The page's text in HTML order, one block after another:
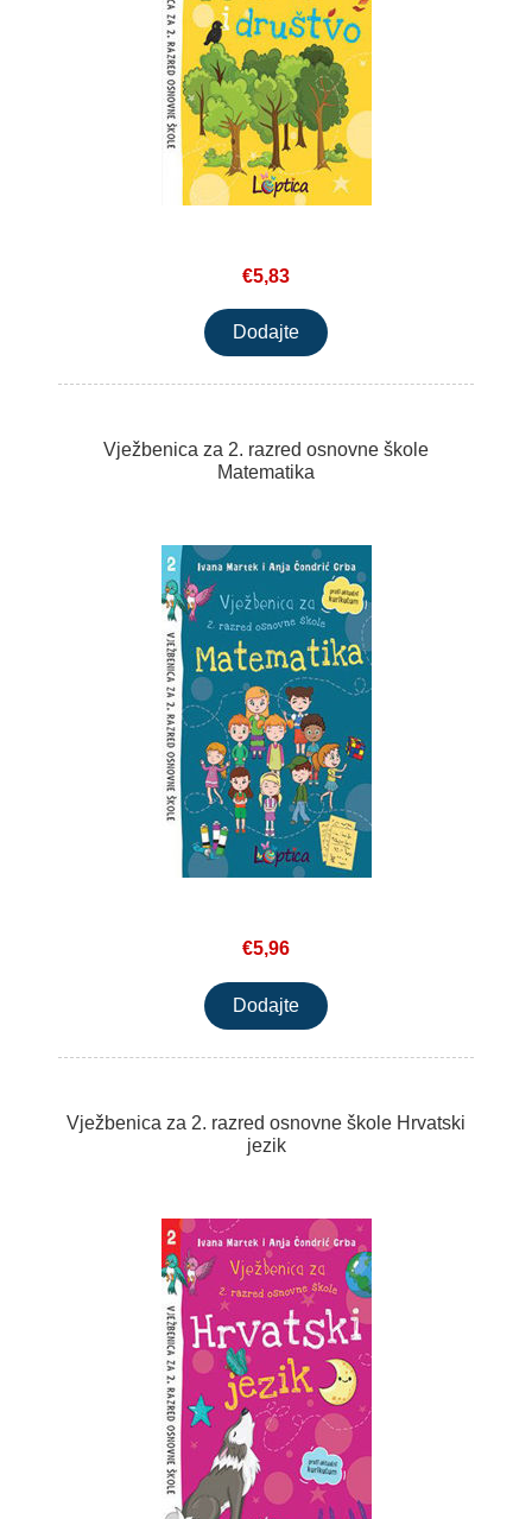
€5,83
Vježbenica za 2. razred osnovne škole
Matematika
€5,96
Vježbenica za 2. razred osnovne škole Hrvatski
jezik